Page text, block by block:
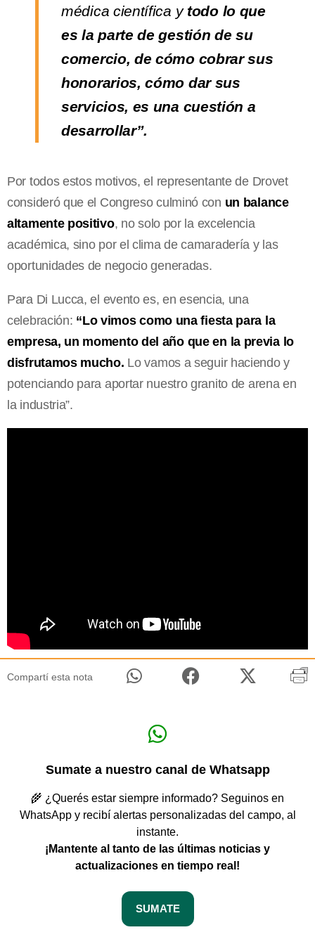
médica científica ytodo lo que
es la parte de gestión de su
comercio, de cómo cobrar sus
honorarios, cómo dar sus
servicios, es una cuestión a
desarrollar”.
Por todos estos motivos, el representante de Drovet
consideró que el Congreso culminó con un balance
altamente positivo, no solo por la excelencia
académica, sino por el clima de camaradería y las
oportunidades de negocio generadas.
Para Di Lucca, el evento es, en esencia, una
celebración: “Lo vimos como una fiesta para la
empresa, un momento del año que en la previa lo
disfrutamos mucho. Lo vamos a seguir haciendo y
potenciando para aportar nuestro granito de arena en
la industria”.
Compartí esta nota
Sumate a nuestro canal de Whatsapp
🌾 ¿Querés estar siempre informado? Seguinos en
WhatsApp y recibí alertas personalizadas del campo, al
instante.
¡Mantente al tanto de las últimas noticias y
actualizaciones en tiempo real!
SUMATE